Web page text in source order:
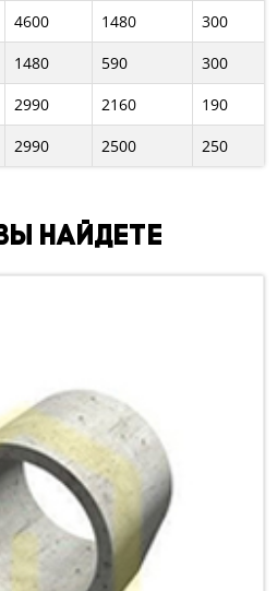
4600 1480
300
1480 590
300
2990 2160
190
2990 2500 250
найдете